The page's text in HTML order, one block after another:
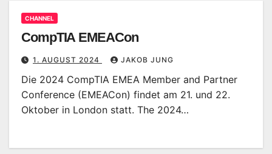
CHANNEL
CompTIA EMEACon
1. AUGUST 2024 JAKOB JUNG
Die 2024 CompTIA EMEA Member and Partner
Conference (EMEACon) findet am 21. und 22.
Oktober in London statt. The 2024…